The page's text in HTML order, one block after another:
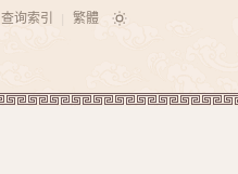
查询索引 繁體